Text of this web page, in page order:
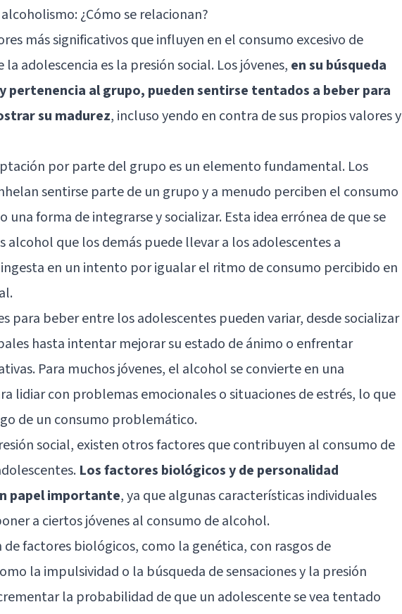
¿Cómo se relacionan?
más significativos que influyen en el consumo excesivo de
adolescencia es la presión social. Los jóvenes, en su búsqueda
pertenencia al grupo, pueden sentirse tentados a beber para
su madurez, incluso yendo en contra de sus propios valores y
por parte del grupo es un elemento fundamental. Los
sentirse parte de un grupo y a menudo perciben el consumo
una forma de integrarse y socializar. Esta idea errónea de que se
alcohol que los demás puede llevar a los adolescentes a
en un intento por igualar el ritmo de consumo percibido en
para beber entre los adolescentes pueden variar, desde socializar
hasta intentar mejorar su estado de ánimo o enfrentar
Para muchos jóvenes, el alcohol se convierte en una
lidiar con problemas emocionales o situaciones de estrés, lo que
de un consumo problemático.
social, existen otros factores que contribuyen al consumo de
Los factores biológicos y de personalidad
papel importante, ya que algunas características individuales
a ciertos jóvenes al consumo de alcohol.
de factores biológicos, como la genética, con rasgos de
la impulsividad o la búsqueda de sensaciones y la presión
la probabilidad de que un adolescente se vea tentado